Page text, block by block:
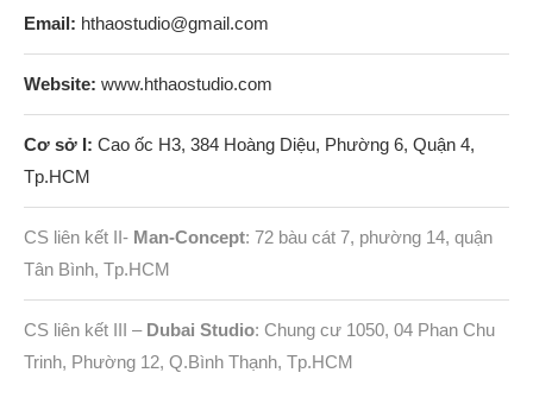
Email: hthaostudio@gmail.com
Website: www.hthaostudio.com
Cơ sở I: Cao ốc H3, 384 Hoàng Diệu, Phường 6, Quận 4,
Tp.HCM
CS liên kết II- Man-Concept: 72 bàu cát 7, phường 14, quận
Tân Bình, Tp.HCM
CS liên kết III – Dubai Studio: Chung cư 1050, 04 Phan Chu
Trinh, Phường 12, Q.Bình Thạnh, Tp.HCM